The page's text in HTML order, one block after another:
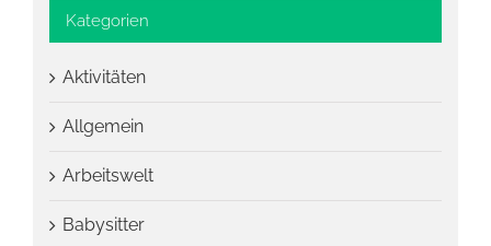
Kategorien
Aktivitäten
Allgemein
Arbeitswelt
Babysitter